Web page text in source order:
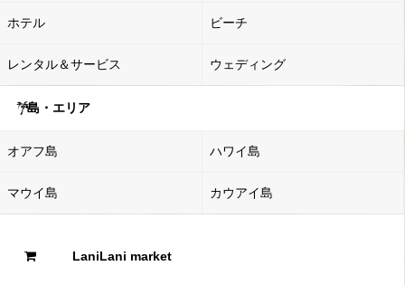
ホテル ビーチ
レンタル＆サービス ウェディング
島・エリア
オアフ島 ハワイ島
マウイ島 カウアイ島
LaniLani market